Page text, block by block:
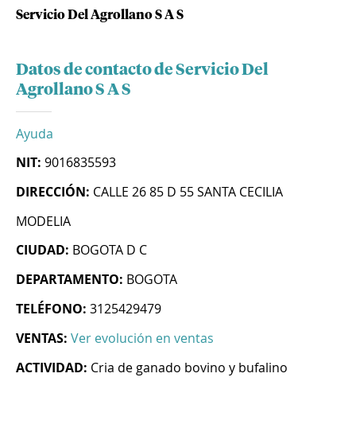
Servicio Del Agrollano S A S
Datos de contacto de Servicio Del
Agrollano S A S
Ayuda
NIT: 9016835593
DIRECCIÓN: CALLE 26 85 D 55 SANTA CECILIA
MODELIA
CIUDAD: BOGOTA D C
DEPARTAMENTO: BOGOTA
TELÉFONO: 3125429479
VENTAS: Ver evolución en ventas
ACTIVIDAD: Cria de ganado bovino y bufalino